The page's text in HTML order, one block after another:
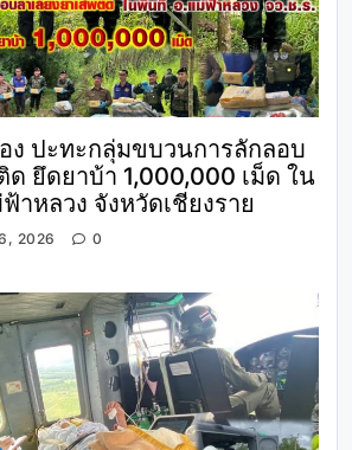
ง ปะทะกลุ่มขบวนการลักลอบ
ด ยึดยาบ้า 1,000,000 เม็ด ใน
าหลวง จังหวัดเชียงราย
2026 0